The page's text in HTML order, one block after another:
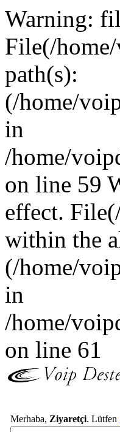
Warning:
File(/
path(s):
(/home/
in
/home/
on line 59
effect.
within the
(/home/
in
/home/
on line 61
Merhaba, Ziyaretçi. Lütfen